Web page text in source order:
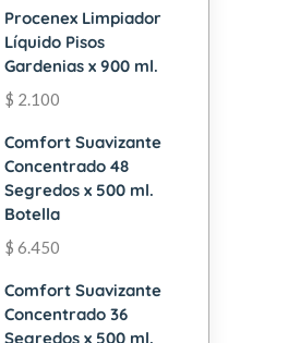
Procenex Limpiador
Líquido Pisos
Gardenias x 900 ml.
$ 2.100
Comfort Suavizante
Concentrado 48
Segredos x 500 ml.
Botella
$ 6.450
Comfort Suavizante
Concentrado 36
Segredos x 500 ml.